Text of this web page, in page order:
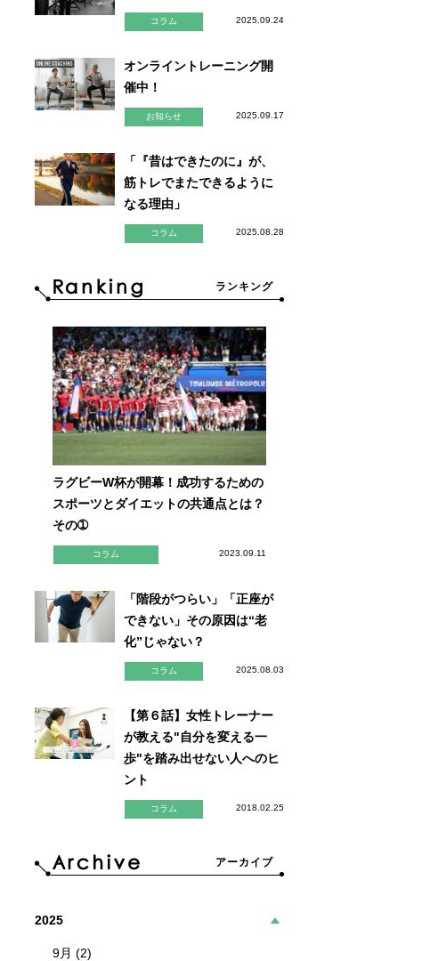
コラム 2025.09.24
オンライントレーニング開
催中！
お知らせ 2025.09.17
「『昔はできたのに』が、
筋トレでまたできるように
なる理由」
コラム 2025.08.28
ランキング
ラグビーW杯が開幕！成功するための
スポーツとダイエットの共通点とは？
その➀
コラム 2023.09.11
「階段がつらい」「正座が
できない」その原因は“老
化”じゃない？
コラム 2025.08.03
【第６話】女性トレーナー
が教える"自分を変える一
歩"を踏み出せない人へのヒ
ント
コラム 2018.02.25
アーカイブ
2025
9月 (2)